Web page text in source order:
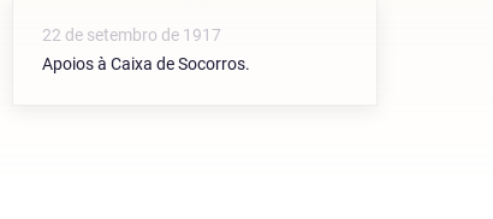
22 de setembro de 1917
Apoios à Caixa de Socorros.